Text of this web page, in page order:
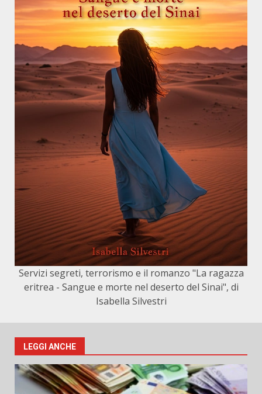
Servizi segreti, terrorismo e il romanzo "La ragazza
eritrea - Sangue e morte nel deserto del Sinai", di
Isabella Silvestri
LEGGI ANCHE